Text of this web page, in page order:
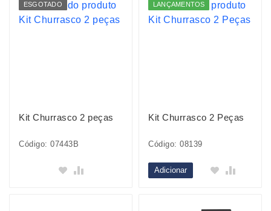
ESGOTADO
Kit Churrasco 2 peças
Código: 07443B
LANÇAMENTOS
Kit Churrasco 2 Peças
Código: 08139
Adicionar